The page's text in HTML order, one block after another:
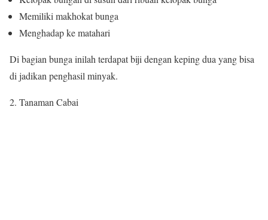
Memiliki makhokat bunga
Menghadap ke matahari
Di bagian bunga inilah terdapat biji dengan keping dua yang bisa
di jadikan penghasil minyak.
2. Tanaman Cabai